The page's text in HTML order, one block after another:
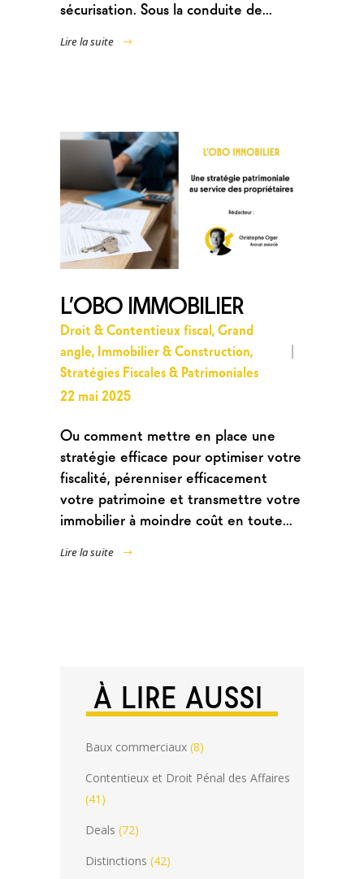
sécurisation. Sous la conduite de...
Lire la suite
L’OBO IMMOBILIER
Droit & Contentieux fiscal,Grand
angle, Immobilier & Construction,
Stratégies Fiscales & Patrimoniales
22 mai 2025
Ou comment mettre en place une
stratégie efficace pour optimiser votre
fiscalité, pérenniser efficacement
votre patrimoine et transmettre votre
immobilier à moindre coût en toute...
Lire la suite
À LIRE AUSSI
Baux commerciaux (8)
Contentieux et Droit Pénal des Affaires
(41)
Deals (72)
Distinctions (42)